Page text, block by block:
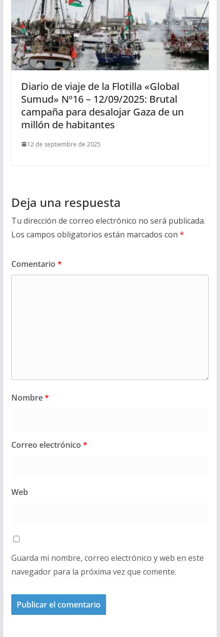
Diario de viaje de la Flotilla «Global
Sumud» Nº16 – 12/09/2025: Brutal
campaña para desalojar Gaza de un
millón de habitantes
12 de septiembre de 2025
Deja una respuesta
Tu dirección de correo electrónico no será publicada.
Los campos obligatorios están marcados con *
Comentario *
Nombre*
Correo electrónico *
Web
Guarda mi nombre, correo electrónico y web en este
navegador para la próxima vez que comente.